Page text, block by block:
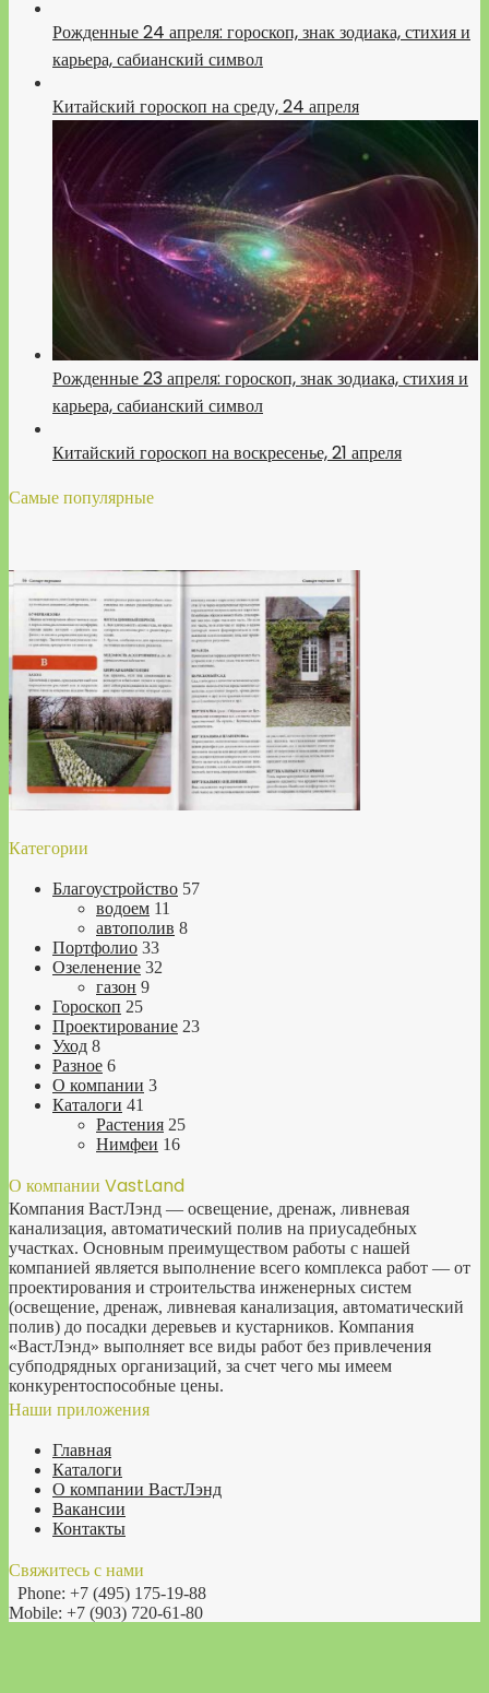
Рожденные 24 апреля: гороскоп, знак зодиака, стихия и
карьера, сабианский символ
Китайский гороскоп на среду, 24 апреля
Рожденные 23 апреля: гороскоп, знак зодиака, стихия и
карьера, сабианский символ
Китайский гороскоп на воскресенье, 21 апреля
Самые популярные
Категории
Благоустройство 57
водоем 11
автополив 8
Портфолио 33
Озеленение 32
газон 9
Гороскоп 25
Проектирование 23
Уход 8
Разное 6
О компании 3
Каталоги 41
Растения 25
Нимфеи 16
О компании VastLand
Компания ВастЛэнд — освещение, дренаж, ливневая
канализация, автоматический полив на приусадебных
участках. Основным преимуществом работы с нашей
компанией является выполнение всего комплекса работ — от
проектирования и строительства инженерных систем
(освещение, дренаж, ливневая канализация, автоматический
полив) до посадки деревьев и кустарников. Компания
«ВастЛэнд» выполняет все виды работ без привлечения
субподрядных организаций, за счет чего мы имеем
конкурентоспособные цены.
Наши приложения
Главная
Каталоги
О компании ВастЛэнд
Вакансии
Контакты
Свяжитесь с нами
Phone: +7 (495) 175-19-88
Mobile: +7 (903) 720-61-80